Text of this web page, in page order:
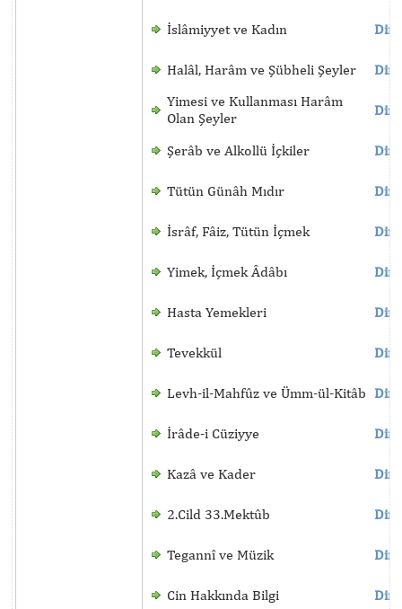
İslâmiyyet ve Kadın
Halâl, Harâm ve Şübheli Şeyler
Yimesi ve Kullanması Harâm
Olan Şeyler
Şerâb ve Alkollü İçkiler
Tütün Günâh Mıdır
İsrâf, Fâiz, Tütün İçmek
Yimek, İçmek Âdâbı
Hasta Yemekleri
Tevekkül
Levh-il-Mahfûz ve Ümm-ül-Kitâb
İrâde-i Cüziyye
Kazâ ve Kader
2.Cild 33.Mektûb
Tegannî ve Müzik
Cin Hakkında Bilgi